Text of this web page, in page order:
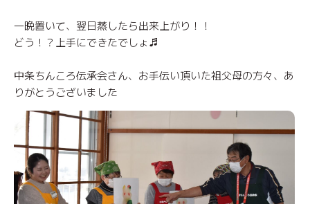
一晩置いて、翌日蒸したら出来上がり！！
どう！？上手にできたでしょ♬
中条ちんころ伝承会さん、お手伝い頂いた祖父母の方々、あ
りがとうございました